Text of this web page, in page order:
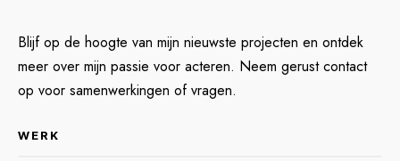
Blijf op de hoogte van mijn nieuwste projecten en ontdek
meer over mijn passie voor acteren. Neem gerust contact
op voor samenwerkingen of vragen.
WERK